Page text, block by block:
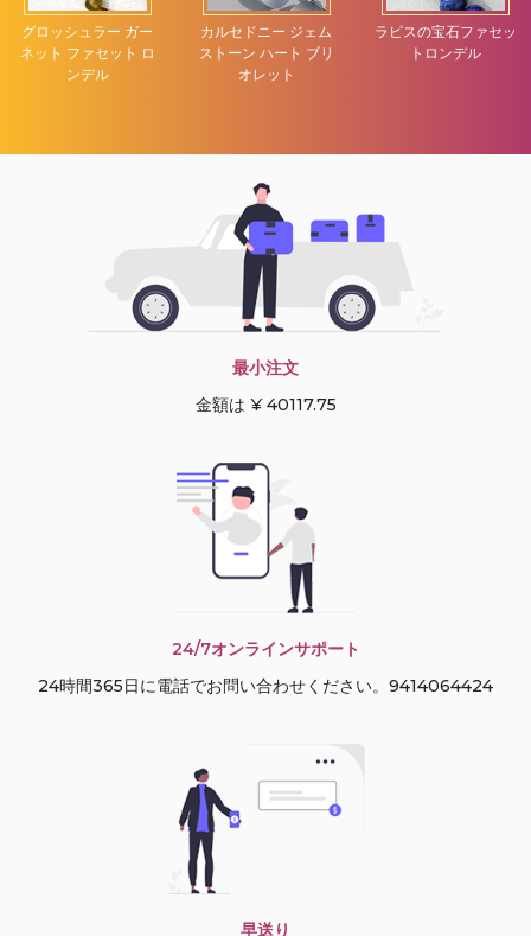
グロッシュラー ガー
ネット ファセット ロ
ンデル
カルセドニー ジェム
ストーン ハート ブリ
オレット
ラピスの宝石ファセッ
トロンデル
最小注文
金額は ¥ 40117.75
24/7オンラインサポート
24時間365日に電話でお問い合わせください。9414064424
早送り